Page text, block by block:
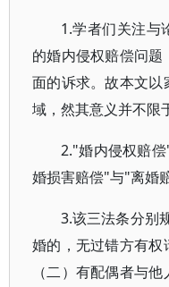
1.学者们关注与
的婚内侵权赔偿问
面的诉求。故本文
域，然其意义并不限
2."婚内侵权赔
婚损害赔偿"与"离婚
3.该三法条分别
婚的，无过错方有权
（二）有配偶者与